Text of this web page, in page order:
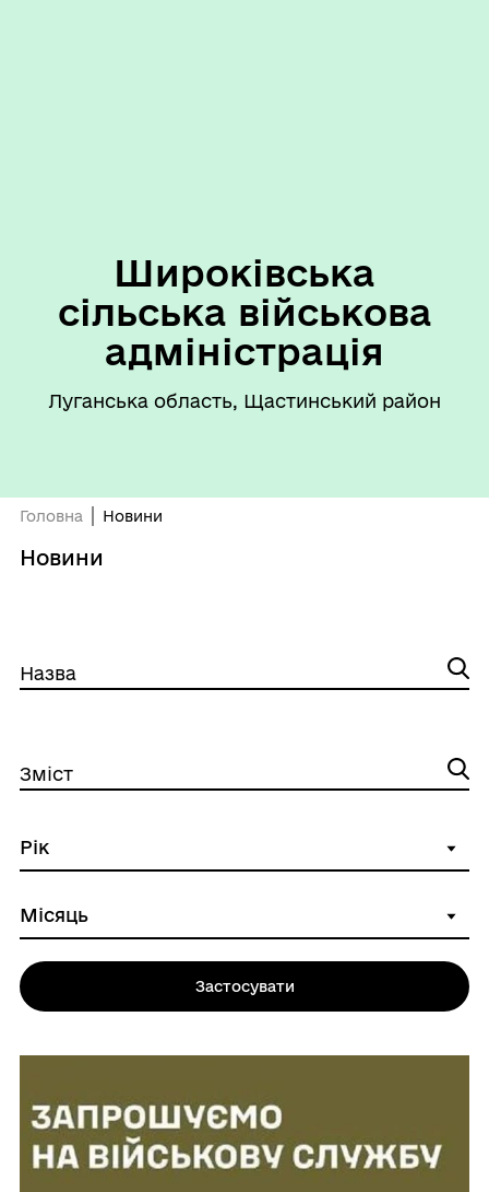
Широківська
сільська військова
адміністрація
Луганська область, Щастинський район
Головна Новини
Новини
Назва
Зміст
Застосувати